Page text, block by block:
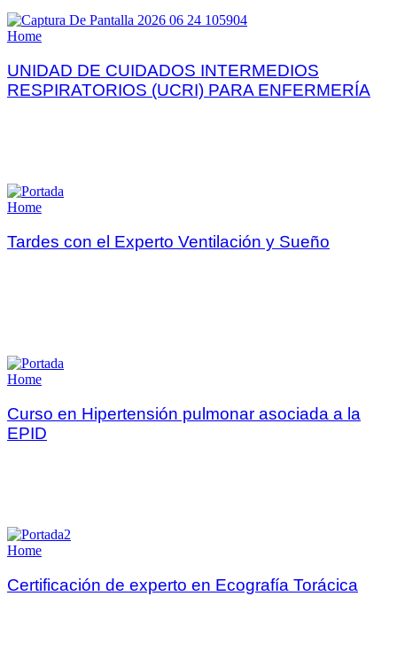
Home
UNIDAD DE CUIDADOS INTERMEDIOS
RESPIRATORIOS (UCRI) PARA ENFERMERÍA
Home
Tardes con el Experto Ventilación y Sueño
Home
Curso en Hipertensión pulmonar asociada a la
EPID
Home
Certificación de experto en Ecografía Torácica